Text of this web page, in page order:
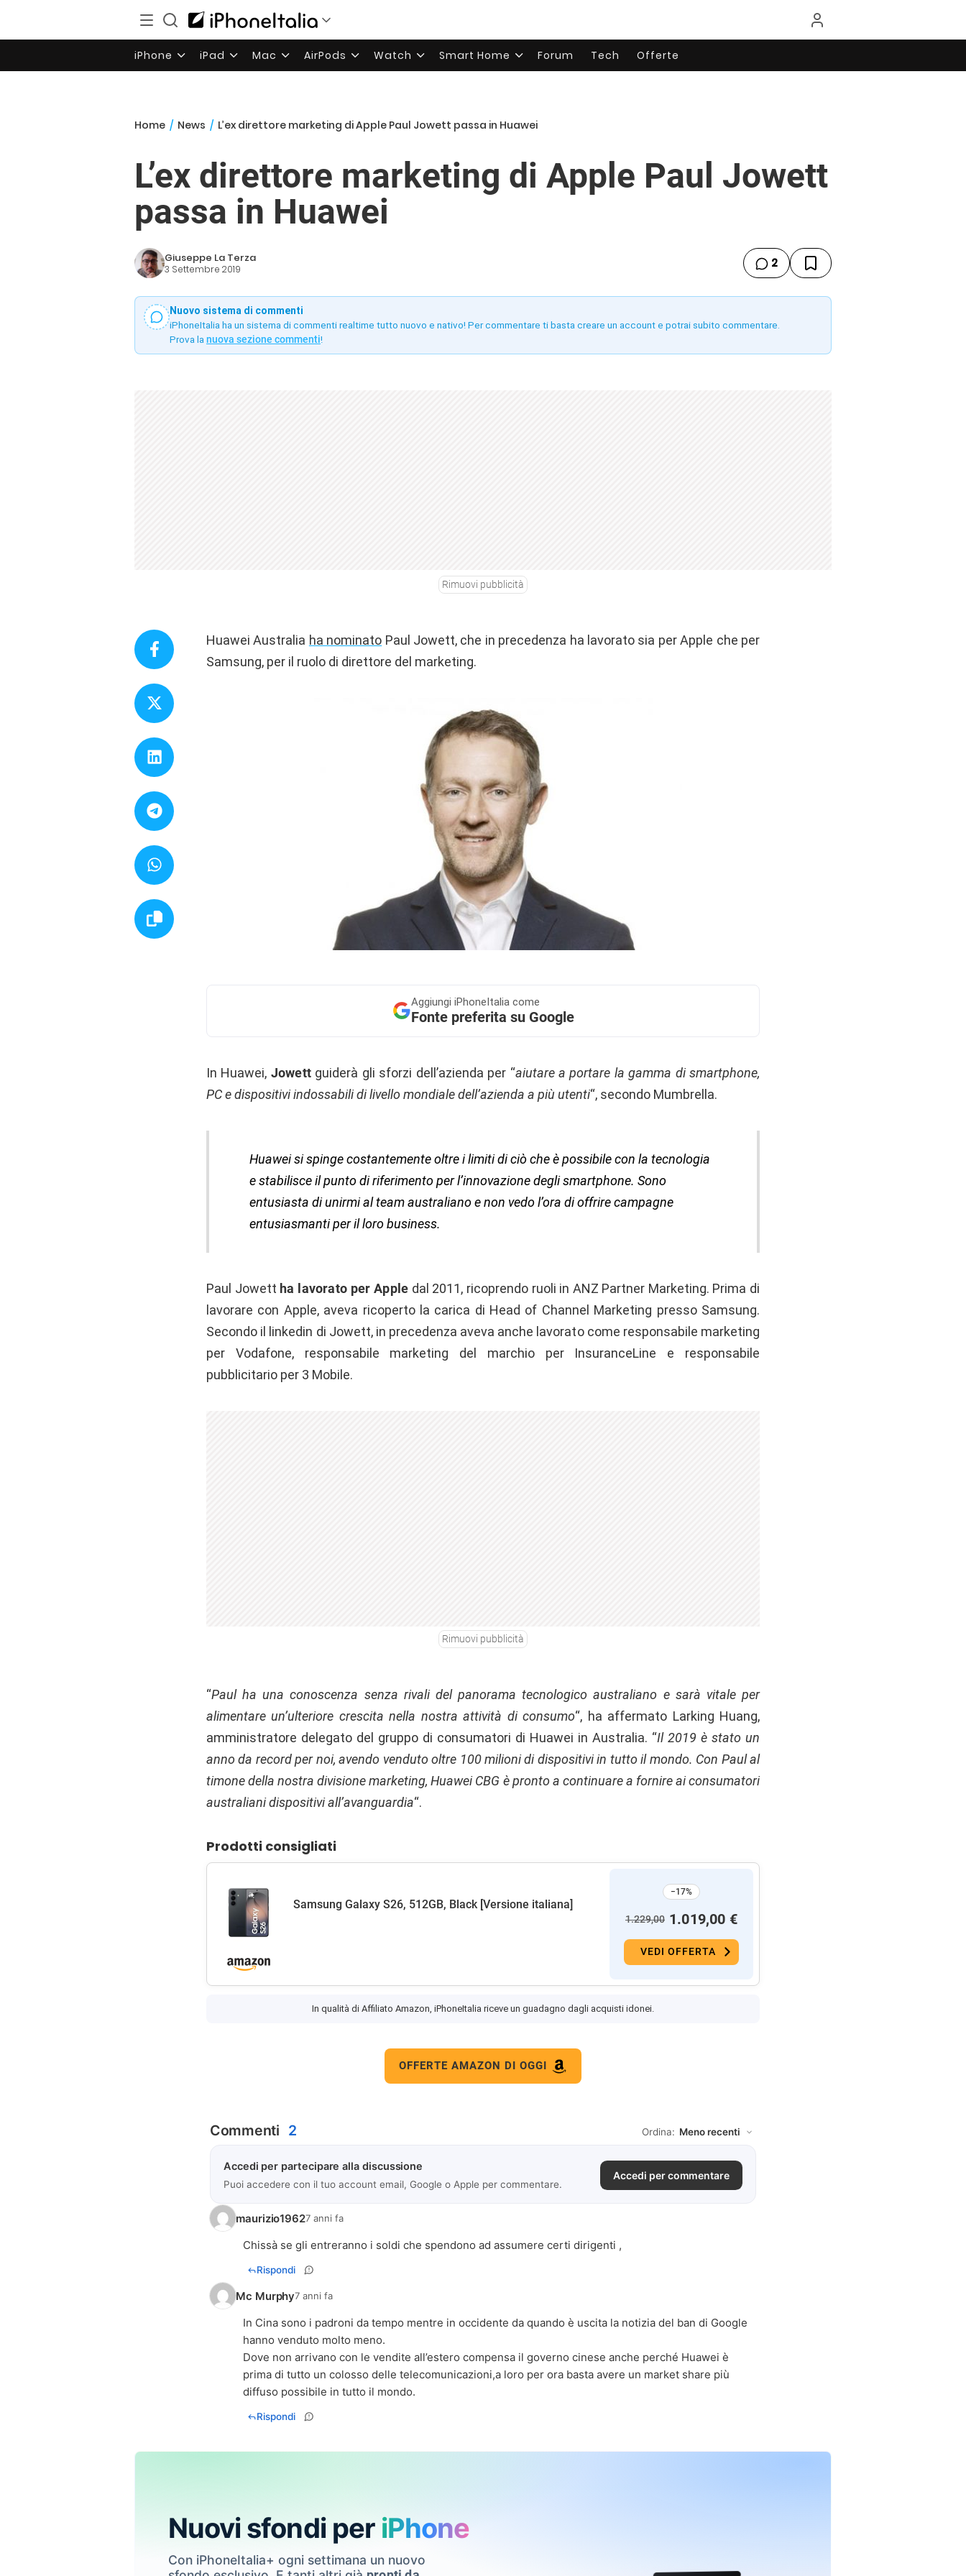
iPhone iPad Mac AirPods Watch Smart Home Forum Tech Offerte
Home / News / L’ex direttore marketing di Apple Paul Jowett passa in Huawei
L’ex direttore marketing di Apple Paul Jowett
passa in Huawei
Giuseppe La Terza
3 Settembre 2019 2
Nuovo sistema di commenti
iPhoneItalia ha un sistema di commenti realtime tutto nuovo e nativo! Per commentare ti basta creare un account e potrai subito commentare.
Prova la nuova sezione commenti!
Rimuovi pubblicità
Huawei Australia ha nominato Paul Jowett, che in precedenza ha lavorato sia per Apple che per
Samsung, per il ruolo di direttore del marketing.
Aggiungi iPhoneItalia come
Fonte preferita su Google
In Huawei, Jowett guiderà gli sforzi dell’azienda per “aiutare a portare la gamma di smartphone,
PC e dispositivi indossabili di livello mondiale dell’azienda a più utenti“, secondo Mumbrella.
Huawei si spinge costantemente oltre i limiti di ciò che è possibile con la tecnologia
e stabilisce il punto di riferimento per l’innovazione degli smartphone. Sono
entusiasta di unirmi al team australiano e non vedo l’ora di offrire campagne
entusiasmanti per il loro business.
Paul Jowett ha lavorato per Apple dal 2011, ricoprendo ruoli in ANZ Partner Marketing. Prima di
lavorare con Apple, aveva ricoperto la carica di Head of Channel Marketing presso Samsung.
Secondo il linkedin di Jowett, in precedenza aveva anche lavorato come responsabile marketing
per Vodafone, responsabile marketing del marchio per InsuranceLine e responsabile
pubblicitario per 3 Mobile.
Rimuovi pubblicità
“Paul ha una conoscenza senza rivali del panorama tecnologico australiano e sarà vitale per
alimentare un’ulteriore crescita nella nostra attività di consumo“, ha affermato Larking Huang,
amministratore delegato del gruppo di consumatori di Huawei in Australia. “Il 2019 è stato un
anno da record per noi, avendo venduto oltre 100 milioni di dispositivi in ​​tutto il mondo. Con Paul al
timone della nostra divisione marketing, Huawei CBG è pronto a continuare a fornire ai consumatori
australiani dispositivi all’avanguardia“.
Prodotti consigliati
Samsung Galaxy S26, 512GB, Black [Versione italiana]
−17%
1.229,00 1.019,00 €
VEDI OFFERTA
In qualità di Affiliato Amazon, iPhoneItalia riceve un guadagno dagli acquisti idonei.
OFFERTE AMAZON DI OGGI
Commenti 2 Ordina:
Accedi per partecipare alla discussione
Puoi accedere con il tuo account email, Google o Apple per commentare.
Accedi per commentare
maurizio19627 anni fa
Chissà se gli entreranno i soldi che spendono ad assumere certi dirigenti ,
Rispondi
Mc Murphy7 anni fa
In Cina sono i padroni da tempo mentre in occidente da quando è uscita la notizia del ban di Google
hanno venduto molto meno.
Dove non arrivano con le vendite all’estero compensa il governo cinese anche perché Huawei è
prima di tutto un colosso delle telecomunicazioni,a loro per ora basta avere un market share più
diffuso possibile in tutto il mondo.
Rispondi
Nuovi sfondi per iPhone
Con iPhoneItalia+ ogni settimana un nuovo